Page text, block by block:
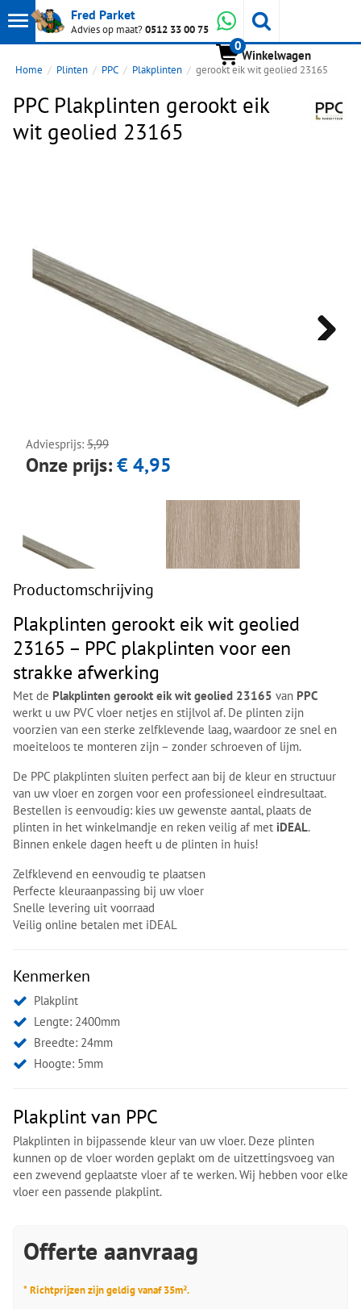
Toon
hoofdmenu
Fred Parket
Advies op maat?0512 33 00 75 Whatsapp
0
Winkelwagen
Home Plinten PPC Plakplinten gerookt eik wit geolied 23165
PPC Plakplinten gerookt eik
wit geolied 23165
Adviesprijs: 5,99
Onze prijs:€ 4,95
Productomschrijving
Plakplinten gerookt eik wit geolied
23165 – PPC plakplinten voor een
strakke afwerking
Met de Plakplinten gerookt eik wit geolied 23165 van PPC
werkt u uw PVC vloer netjes en stijlvol af. De plinten zijn
voorzien van een sterke zelfklevende laag, waardoor ze snel en
moeiteloos te monteren zijn – zonder schroeven of lijm.
De PPC plakplinten sluiten perfect aan bij de kleur en structuur
van uw vloer en zorgen voor een professioneel eindresultaat.
Bestellen is eenvoudig: kies uw gewenste aantal, plaats de
plinten in het winkelmandje en reken veilig af met iDEAL.
Binnen enkele dagen heeft u de plinten in huis!
Zelfklevend en eenvoudig te plaatsen
Perfecte kleuraanpassing bij uw vloer
Snelle levering uit voorraad
Veilig online betalen met iDEAL
Kenmerken
Plakplint
Lengte: 2400mm
Breedte: 24mm
Hoogte: 5mm
Plakplint van PPC
Plakplinten in bijpassende kleur van uw vloer. Deze plinten
kunnen op de vloer worden geplakt om de uitzettingsvoeg van
een zwevend geplaatste vloer af te werken. Wij hebben voor elke
vloer een passende plakplint.
Offerte aanvraag
* Richtprijzen zijn geldig vanaf 35m².